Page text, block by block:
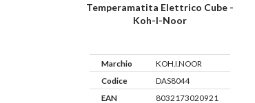
Temperamatita Elettrico Cube -
Koh-I-Noor
Marchio
KOH.I.NOOR
Codice
DAS8044
EAN
8032173020921